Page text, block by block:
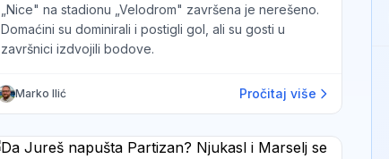
„Nice" na stadionu „Velodrom" završena je nerešeno.
Domaćini su dominirali i postigli gol, ali su gosti u
završnici izdvojili bodove.
Marko Ilić Pročitaj više